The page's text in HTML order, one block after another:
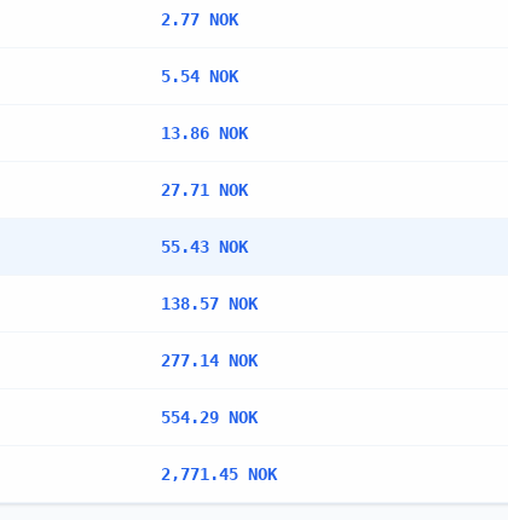
2.77 NOK
5.54 NOK
13.86 NOK
27.71 NOK
55.43 NOK
138.57 NOK
277.14 NOK
554.29 NOK
2,771.45 NOK